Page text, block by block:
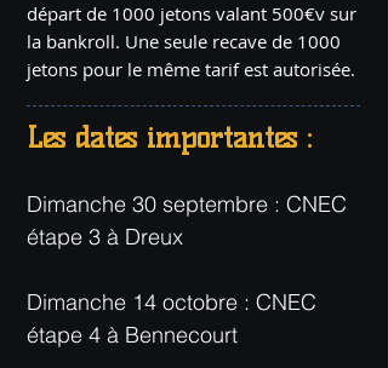
départ de 1000 jetons valant 500€v sur
la bankroll. Une seule recave de 1000
jetons pour le même tarif est autorisée.
Les dates importantes :
Dimanche 30 septembre : CNEC
étape 3 à Dreux
Dimanche 14 octobre : CNEC
étape 4 à Bennecourt